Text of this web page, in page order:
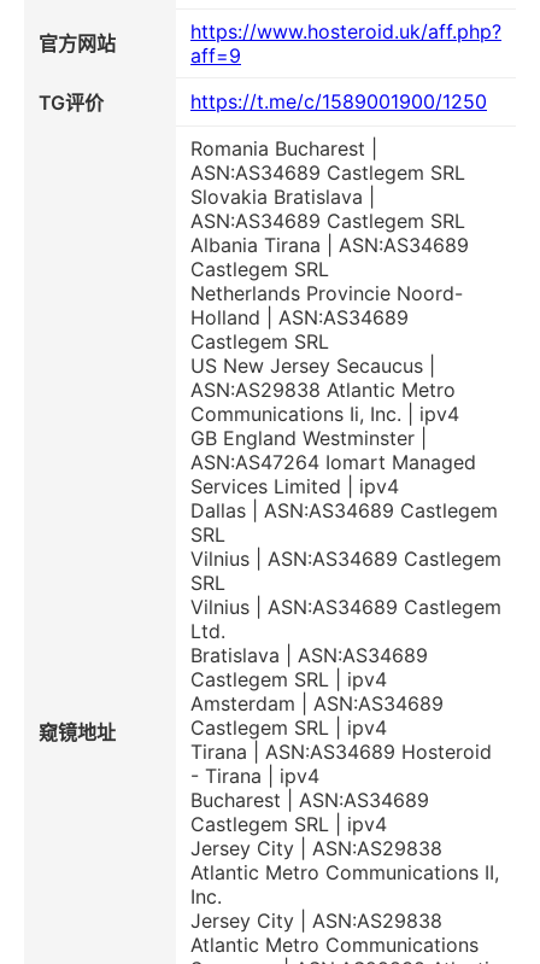
官方网站
https://www.hosteroid.uk/aff.php?
aff=9
TG评价
https://t.me/c/1589001900/1250
窥镜地址
Romania Bucharest |
ASN:AS34689 Castlegem SRL
Slovakia Bratislava |
ASN:AS34689 Castlegem SRL
Albania Tirana | ASN:AS34689
Castlegem SRL
Netherlands Provincie Noord-
Holland | ASN:AS34689
Castlegem SRL
US New Jersey Secaucus |
ASN:AS29838 Atlantic Metro
Communications Ii, Inc. | ipv4
GB England Westminster |
ASN:AS47264 Iomart Managed
Services Limited | ipv4
Dallas | ASN:AS34689 Castlegem
SRL
Vilnius | ASN:AS34689 Castlegem
SRL
Vilnius | ASN:AS34689 Castlegem
Ltd.
Bratislava | ASN:AS34689
Castlegem SRL | ipv4
Amsterdam | ASN:AS34689
Castlegem SRL | ipv4
Tirana | ASN:AS34689 Hosteroid
- Tirana | ipv4
Bucharest | ASN:AS34689
Castlegem SRL | ipv4
Jersey City | ASN:AS29838
Atlantic Metro Communications II,
Inc.
Jersey City | ASN:AS29838
Atlantic Metro Communications